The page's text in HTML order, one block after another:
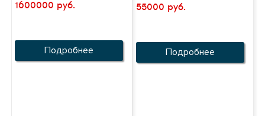
1600000 руб.
Подробнее
55000 руб.
Подробнее